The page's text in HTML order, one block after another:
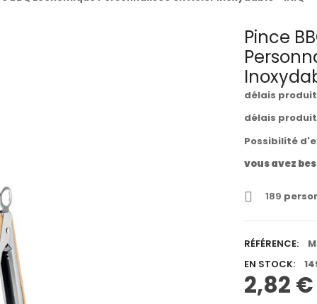
Pince
délais
délais produit
Possibilité
vous avez
189
RÉFÉRENCE:
EN STOCK:
2,82 €